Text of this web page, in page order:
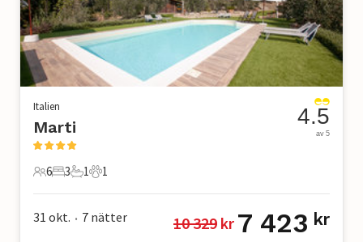
Italien
Marti
6 Gäster
6
3 Sovrum
3
1 Badrum
1
1 Husdjur
1
4.5
av 5
31 okt. • 7 nätter 10 329 kr 7 423 kr